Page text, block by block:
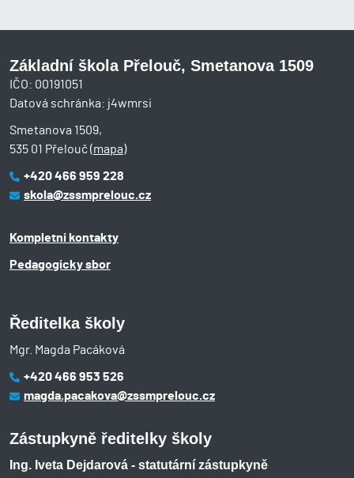
Základní škola Přelouč, Smetanova 1509
IČO: 00191051
Datová schránka: j4wmrsi
Smetanova 1509,
535 01 Přelouč (mapa)
+420 466 959 228
skola@zssmprelouc.cz
Kompletni kontakty
Pedagogicky sbor
Ředitelka školy
Mgr. Magda Pacáková
+420 466 953 526
magda.pacakova@zssmprelouc.cz
Zástupkyně ředitelky školy
Ing. Iveta Dejdarová - statutární zástupkyně